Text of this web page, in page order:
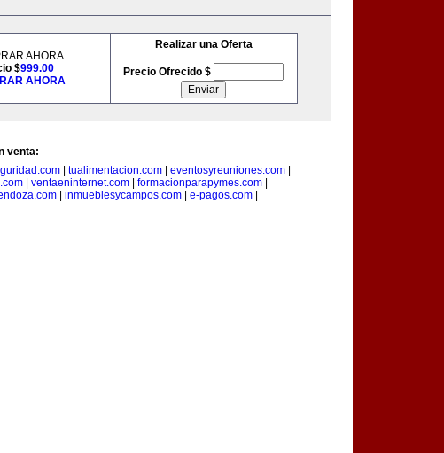
AHORA
$999.00
AHORA
Realizar una Oferta
Precio Ofrecido $
venta:
tualimentacion.com eventosyreuniones.com
ventaeninternet.com formacionparapymes.com
| inmueblesycampos.com| e-pagos.com|